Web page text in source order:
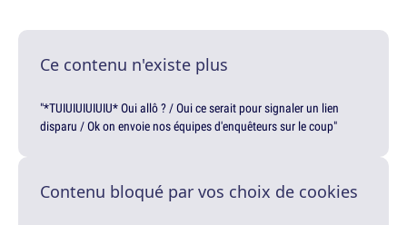
Ce contenu n'existe plus
"*TUIUIUIUIUIU* Oui allô ? / Oui ce serait pour signaler un lien
disparu / Ok on envoie nos équipes d'enquêteurs sur le coup"
Contenu bloqué par vos choix de cookies